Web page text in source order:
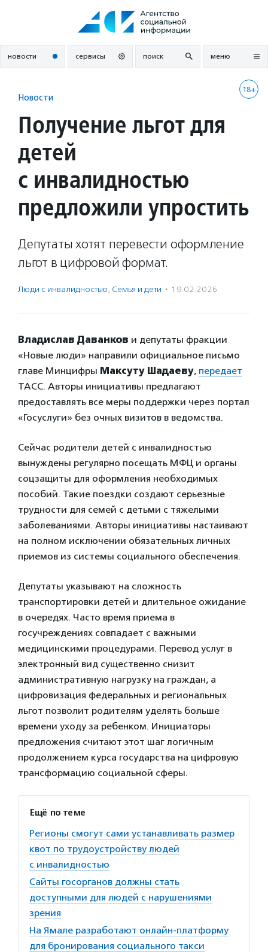
новости сервисы поиск меню
18+
Новости
Получение льгот для
детей
с инвалидностью
предложили упростить
Депутаты хотят перевести оформление
льгот в цифровой формат.
Люди с инвалидностью, Семья и дети · 19.02.2026
Владислав Даванков и депутаты фракции
«Новые люди» направили официальное письмо
главе Минцифры Максуту Шадаеву, передает
ТАСС. Авторы инициативы предлагают
предоставлять все меры поддержки через портал
«Госуслуги» без очных визитов в ведомства.
Сейчас родители детей с инвалидностью
вынуждены регулярно посещать МФЦ и органы
соцзащиты для оформления необходимых
пособий. Такие поездки создают серьезные
трудности для семей с детьми с тяжелыми
заболеваниями. Авторы инициативы настаивают
на полном исключении обязательных личных
приемов из системы социального обеспечения.
Депутаты указывают на сложность
транспортировки детей и длительное ожидание
в очередях. Часто время приема в
госучреждениях совпадает с важными
медицинскими процедурами. Перевод услуг в
электронный вид существенно снизит
административную нагрузку на граждан, а
цифровизация федеральных и региональных
льгот позволит родителям уделять больше
времени уходу за ребенком. Инициаторы
предложения считают этот шаг логичным
продолжением курса государства на цифровую
трансформацию социальной сферы.
Ещё по теме
Регионы смогут сами устанавливать размер
квот по трудоустройству людей
с инвалидностью
Сайты госорганов должны стать
доступными для людей с нарушениями
зрения
На Ямале разработают онлайн-платформу
для бронирования социального такси